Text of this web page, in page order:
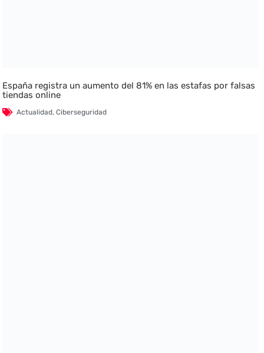
España registra un aumento del 81% en las estafas por falsas
tiendas online
Actualidad,Ciberseguridad